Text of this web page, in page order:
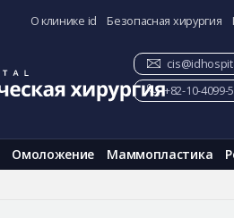
О клинике id Безопасная хирургия
Омоложение Маммопластика
+82-10-4099-